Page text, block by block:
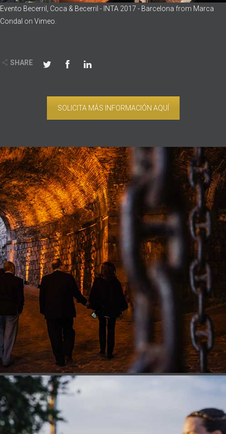
Evento Becerril, Coca & Becerril - INTA 2017 - Barcelona from Marca
Condal on Vimeo
SHARE
SOLICITA MÁS INFORMACIÓN AQUÍ